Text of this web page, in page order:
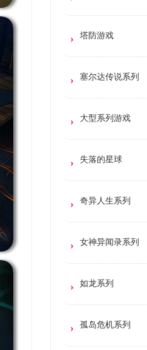
塔防游戏
塞尔达传说系列
大型系列游戏
失落的星球
奇异人生系列
女神异闻录系列
如龙系列
孤岛危机系列